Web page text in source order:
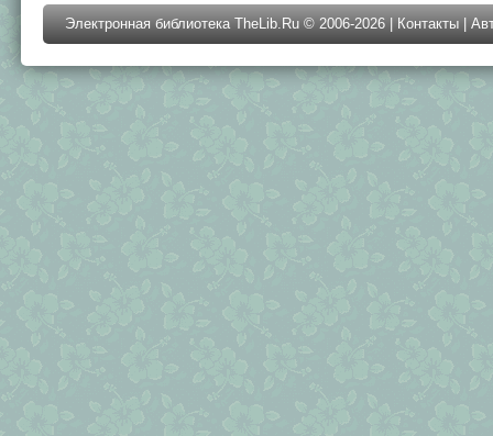
Электронная библиотека TheLib.Ru © 2006-2026 | Контакты |